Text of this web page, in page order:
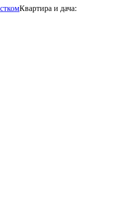
Квартира и дача: